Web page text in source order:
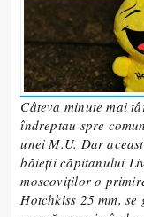
Câteva minute mai
îndreptau spre
unei M.U. Dar
băieții căpitanului
moscoviților o
Hotchkiss 25 mm,